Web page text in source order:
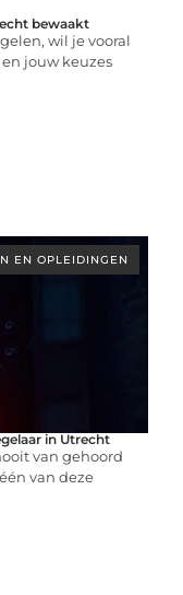
bewaakt
wil je vooral
jouw keuzes
EN OPLEIDINGEN
in Utrecht
van gehoord
van deze